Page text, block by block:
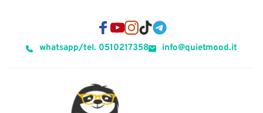
whatsapp/tel. 0510217358 info@quietmood.it